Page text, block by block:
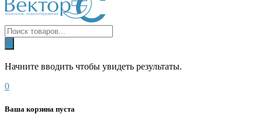
Начните вводить чтобы увидеть результаты.
0
Ваша корзина пуста